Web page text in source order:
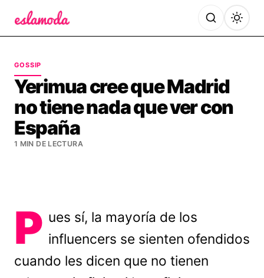
GOSSIP
Yerimua cree que Madrid
no tiene nada que ver con
España
1 MIN DE LECTURA
P ues sí, la mayoría de los
influencers se sienten ofendidos
cuando les dicen que no tienen